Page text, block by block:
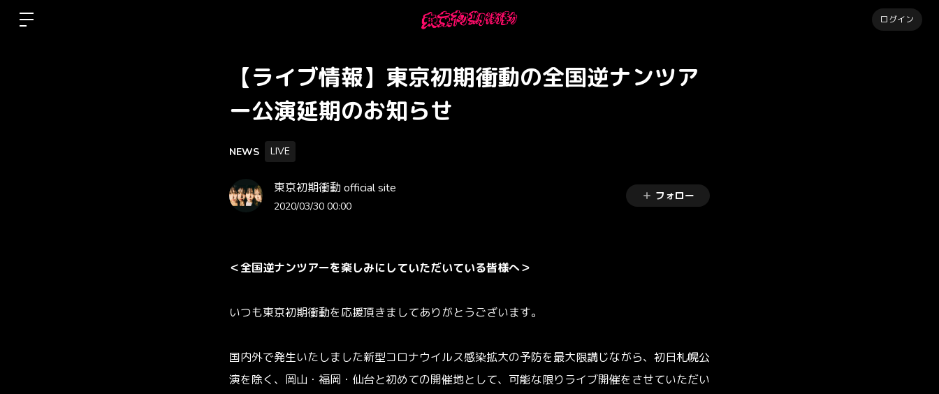
ログイン
【ライブ情報】東京初期衝動の全国逆ナンツア
ー公演延期のお知らせ
NEWS LIVE
東京初期衝動 official site
2020/03/30 00:00
フォロー
＜全国逆ナンツアーを楽しみにしていただいている皆様へ＞
いつも東京初期衝動を応援頂きましてありがとうございます。
国内外で発生いたしました新型コロナウイルス感染拡大の予防を最大限講じながら、初日札幌公
演を除く、岡山・福岡・仙台と初めての開催地として、可能な限りライブ開催をさせていただい